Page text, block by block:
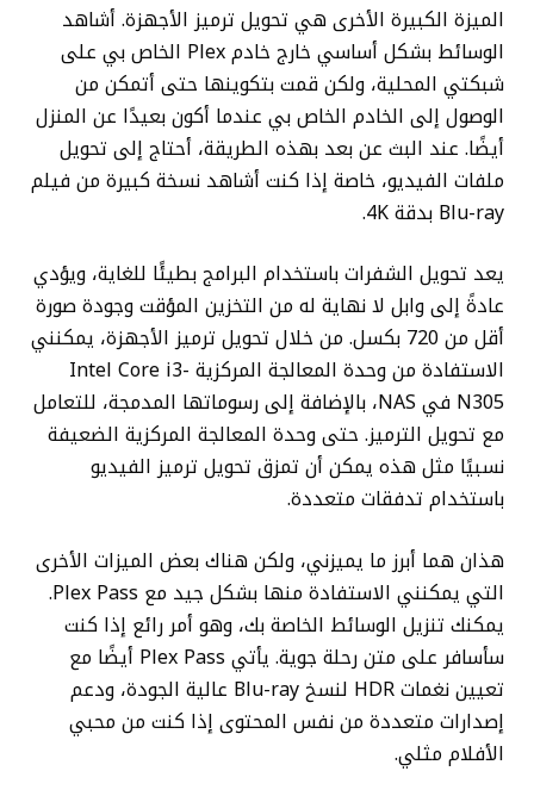
الميزة الكبيرة الأخرى هي تحويل ترميز الأجهزة. أشاهد
الوسائط بشكل أساسي خارج خادم Plex الخاص بي على
شبكتي المحلية، ولكن قمت بتكوينها حتى أتمكن من
الوصول إلى الخادم الخاص بي عندما أكون بعيدًا عن المنزل
أيضًا. عند البث عن بعد بهذه الطريقة، أحتاج إلى تحويل
ملفات الفيديو، خاصة إذا كنت أشاهد نسخة كبيرة من فيلم
Blu-ray بدقة 4K.
يعد تحويل الشفرات باستخدام البرامج بطيئًا للغاية، ويؤدي
عادةً إلى وابل لا نهاية له من التخزين المؤقت وجودة صورة
أقل من 720 بكسل. من خلال تحويل ترميز الأجهزة، يمكنني
الاستفادة من وحدة المعالجة المركزية Intel Core i3-
N305 في NAS، بالإضافة إلى رسوماتها المدمجة، للتعامل
مع تحويل الترميز. حتى وحدة المعالجة المركزية الضعيفة
نسبيًا مثل هذه يمكن أن تمزق تحويل ترميز الفيديو
باستخدام تدفقات متعددة.
هذان هما أبرز ما يميزني، ولكن هناك بعض الميزات الأخرى
التي يمكنني الاستفادة منها بشكل جيد مع Plex Pass.
يمكنك تنزيل الوسائط الخاصة بك، وهو أمر رائع إذا كنت
سأسافر على متن رحلة جوية. يأتي Plex Pass أيضًا مع
تعيين نغمات HDR لنسخ Blu-ray عالية الجودة، ودعم
إصدارات متعددة من نفس المحتوى إذا كنت من محبي
الأفلام مثلي.